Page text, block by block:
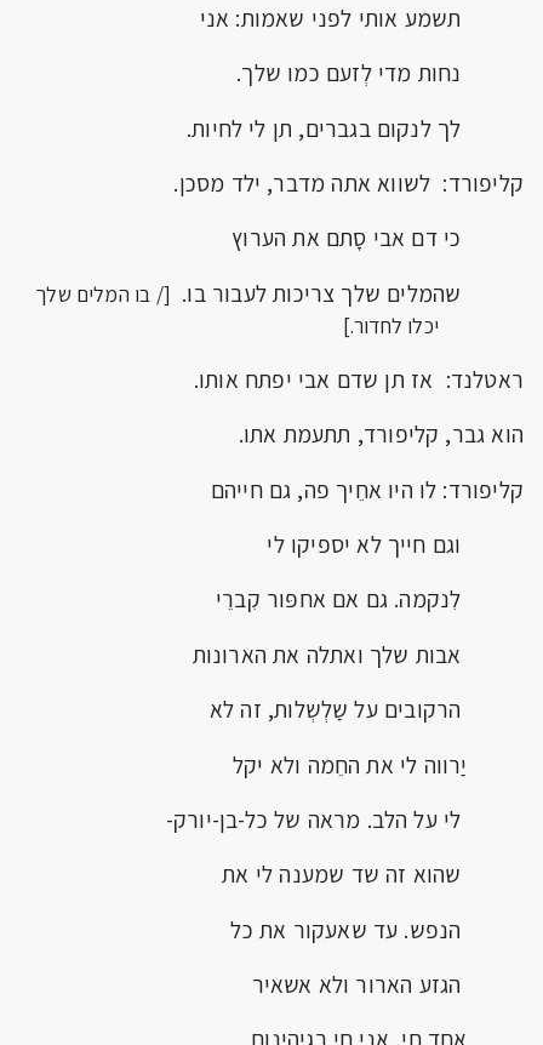
תשמע אותי לפני שאמות: אני
נחות מדי לְזעם כמו שלך.
לך לנקום בגברים, תן לי לחיות.
קליפורד: לשווא אתה מדבר, ילד מסכן.
כי דם אבי סָתם את הערוץ
שהמלים שלך צריכות לעבור בו. [/ בו המלים שלך
יכלו לחדור.]
ראטלנד: אז תן שדם אבי יפתח אותו.
הוא גבר, קליפורד, תתעמת אתו.
קליפורד: לו היו אחֵיך פה, גם חייהם
וגם חייך לא יספיקו לי
לִנקמה. גם אם אחפּור קִברֵי
אבות שלך ואתלה את הארונות
הרקובים על שַלְשְלות, זה לא
יַרווה לי את החֵמה ולא יקל
לי על הלב. מראה של כל-בן-יורק-
שהוא זה שד שמענה לי את
הנפש. עד שאעקור את כל
הגזע הארור ולא אשאיר